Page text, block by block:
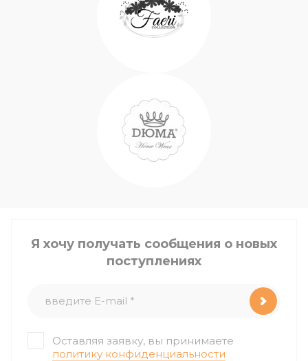
Я хочу получать сообщения о новых
поступлениях
Оставляя заявку, вы принимаете
политику конфиденциальности